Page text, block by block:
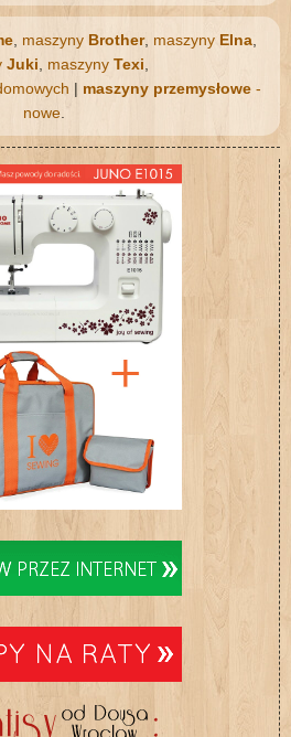
maszyny Brother, maszyny Elna
Juki maszyny Texi
| maszyny przemysłowe -
nowe